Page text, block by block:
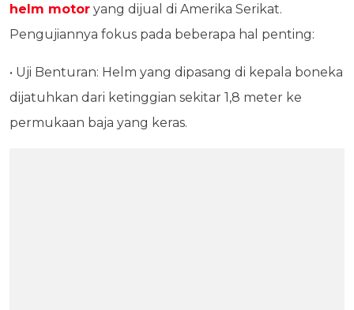
helm motor yang dijual di Amerika Serikat.
Pengujiannya fokus pada beberapa hal penting:
• Uji Benturan: Helm yang dipasang di kepala boneka
dijatuhkan dari ketinggian sekitar 1,8 meter ke
permukaan baja yang keras.